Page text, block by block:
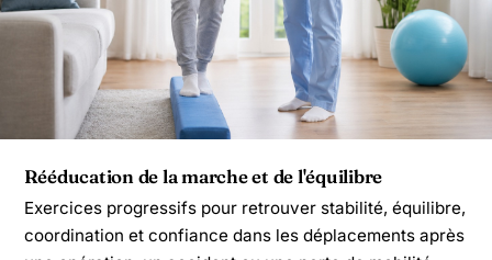
Rééducation de la marche et de l'équilibre
Exercices progressifs pour retrouver stabilité, équilibre,
coordination et confiance dans les déplacements après